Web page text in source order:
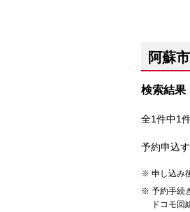
阿蘇
検索結果
全1件中1
予約申込
申し込み
予約手続
ドコモ回